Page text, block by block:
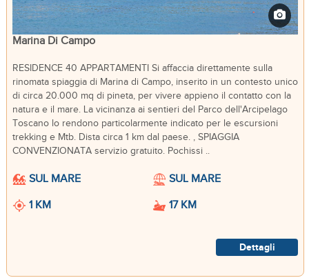
Marina Di Campo
RESIDENCE 40 APPARTAMENTI Si affaccia direttamente sulla
rinomata spiaggia di Marina di Campo, inserito in un contesto unico
di circa 20.000 mq di pineta, per vivere appieno il contatto con la
natura e il mare. La vicinanza ai sentieri del Parco dell'Arcipelago
Toscano lo rendono particolarmente indicato per le escursioni
trekking e Mtb. Dista circa 1 km dal paese. , SPIAGGIA
CONVENZIONATA servizio gratuito. Pochissi ..
SUL MARE
SUL MARE
1 KM
17 KM
Dettagli